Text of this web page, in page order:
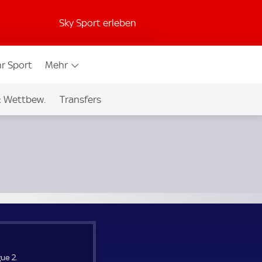
Sky Sport erleben
Sport Mehr
Wettbew. Transfers
2.